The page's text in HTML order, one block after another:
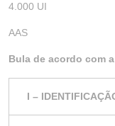
4.000 UI
AAS
Bula de acordo com
I –